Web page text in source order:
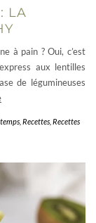
LA
à pain ? Oui, c’est
aux lentilles
de légumineuses
Recettes Recettes